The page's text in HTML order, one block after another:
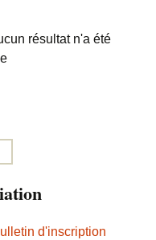
résultat n'a été
d'inscription